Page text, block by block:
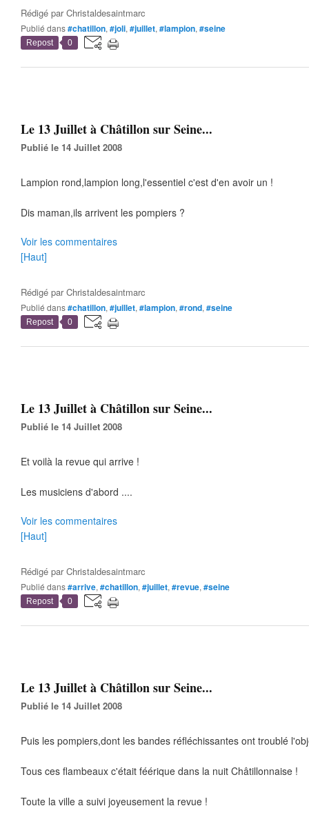
Rédigé parChristaldesaintmarc
Publié dans#chatillon, #joli, #juillet, #lampion, #seine
Repost 0
Le 13 Juillet à Châtillon sur Seine...
Publié le 14 Juillet 2008
Lampion rond,lampion long,l'essentiel c'est d'en avoir un !
Dis maman,ils arrivent les pompiers ?
Voir les commentaires
[Haut]
Rédigé parChristaldesaintmarc
Publié dans#chatillon, #juillet, #lampion, #rond, #seine
Repost 0
Le 13 Juillet à Châtillon sur Seine...
Publié le 14 Juillet 2008
Et voilà la revue qui arrive !
Les musiciens d'abord ....
Voir les commentaires
[Haut]
Rédigé parChristaldesaintmarc
Publié dans#arrive, #chatillon, #juillet, #revue, #seine
Repost 0
Le 13 Juillet à Châtillon sur Seine...
Publié le 14 Juillet 2008
Puis les pompiers,dont les bandes réfléchissantes ont troublé
Tous ces flambeaux c'était féérique dans la nuit Châtillonnaise !
Toute la ville a suivi joyeusement la revue !